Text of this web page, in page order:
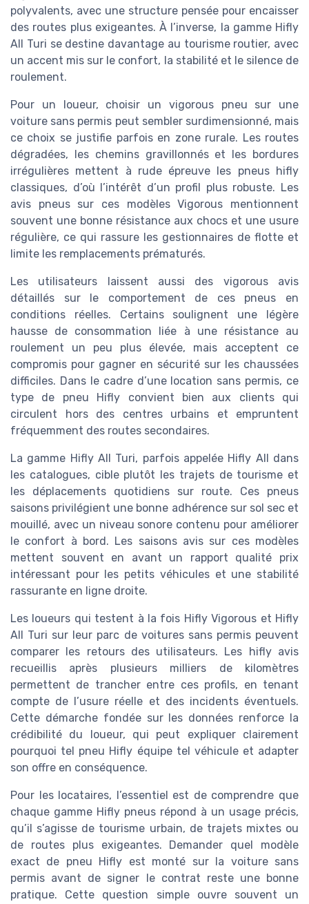
polyvalents, avec une structure pensée pour encaisser
des routes plus exigeantes. À l’inverse, la gamme Hifly
All Turi se destine davantage au tourisme routier, avec
un accent mis sur le confort, la stabilité et le silence de
roulement.
Pour un loueur, choisir un vigorous pneu sur une
voiture sans permis peut sembler surdimensionné, mais
ce choix se justifie parfois en zone rurale. Les routes
dégradées, les chemins gravillonnés et les bordures
irrégulières mettent à rude épreuve les pneus hifly
classiques, d’où l’intérêt d’un profil plus robuste. Les
avis pneus sur ces modèles Vigorous mentionnent
souvent une bonne résistance aux chocs et une usure
régulière, ce qui rassure les gestionnaires de flotte et
limite les remplacements prématurés.
Les utilisateurs laissent aussi des vigorous avis
détaillés sur le comportement de ces pneus en
conditions réelles. Certains soulignent une légère
hausse de consommation liée à une résistance au
roulement un peu plus élevée, mais acceptent ce
compromis pour gagner en sécurité sur les chaussées
difficiles. Dans le cadre d’une location sans permis, ce
type de pneu Hifly convient bien aux clients qui
circulent hors des centres urbains et empruntent
fréquemment des routes secondaires.
La gamme Hifly All Turi, parfois appelée Hifly All dans
les catalogues, cible plutôt les trajets de tourisme et
les déplacements quotidiens sur route. Ces pneus
saisons privilégient une bonne adhérence sur sol sec et
mouillé, avec un niveau sonore contenu pour améliorer
le confort à bord. Les saisons avis sur ces modèles
mettent souvent en avant un rapport qualité prix
intéressant pour les petits véhicules et une stabilité
rassurante en ligne droite.
Les loueurs qui testent à la fois Hifly Vigorous et Hifly
All Turi sur leur parc de voitures sans permis peuvent
comparer les retours des utilisateurs. Les hifly avis
recueillis après plusieurs milliers de kilomètres
permettent de trancher entre ces profils, en tenant
compte de l’usure réelle et des incidents éventuels.
Cette démarche fondée sur les données renforce la
crédibilité du loueur, qui peut expliquer clairement
pourquoi tel pneu Hifly équipe tel véhicule et adapter
son offre en conséquence.
Pour les locataires, l’essentiel est de comprendre que
chaque gamme Hifly pneus répond à un usage précis,
qu’il s’agisse de tourisme urbain, de trajets mixtes ou
de routes plus exigeantes. Demander quel modèle
exact de pneu Hifly est monté sur la voiture sans
permis avant de signer le contrat reste une bonne
pratique. Cette question simple ouvre souvent un